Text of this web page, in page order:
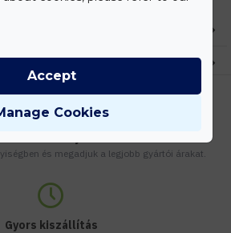
és megadjuk a legjobb gyártói árakat.
Gyors kiszállítás
Cookies
Accept